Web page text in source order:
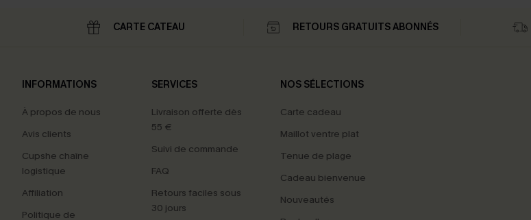
CARTE CATEAU RETOURS GRATUITS ABONNÉS
INFORMATIONS
À propos de nous
Avis clients
Cupshe chaîne
logistique
Affiliation
Politique de
SERVICES
Livraison offerte dès
55 €
Suivi de commande
FAQ
Retours faciles sous
30 jours
NOS SÉLECTIONS
Carte cadeau
Maillot ventre plat
Tenue de plage
Cadeau bienvenue
Nouveautés